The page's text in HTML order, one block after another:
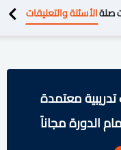
صلةالأسئلة والتعليقات
معتمدة
الدورة مجاناً